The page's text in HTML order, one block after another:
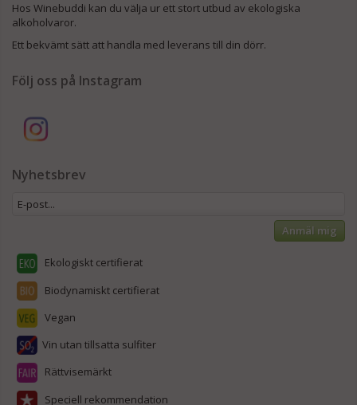
Hos Winebuddi kan du välja ur ett stort utbud av ekologiska
alkoholvaror.
Ett bekvämt sätt att handla med leverans till din dörr.
Följ oss på Instagram
Nyhetsbrev
Anmäl mig
Ekologiskt certifierat
Biodynamiskt certifierat
Vegan
Vin utan tillsatta sulfiter
Rättvisemärkt
Speciell rekommendation